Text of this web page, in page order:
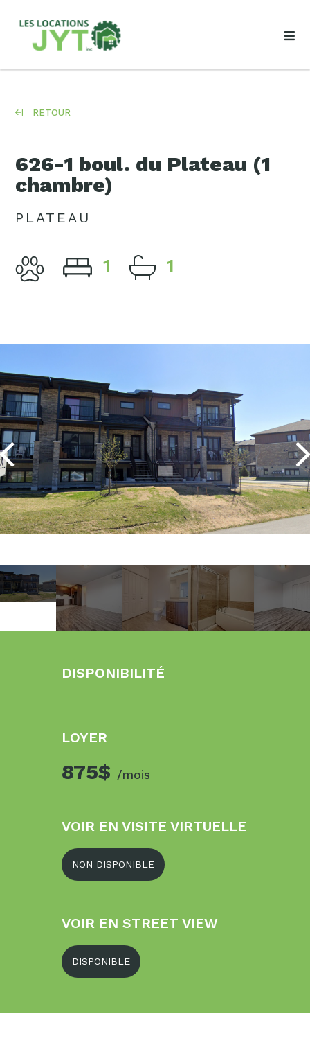
RETOUR
626-1 boul. du Plateau (1
chambre)
PLATEAU
1 1
DISPONIBILITÉ
LOYER
875$ /mois
VOIR EN VISITE VIRTUELLE
NON DISPONIBLE
VOIR EN STREET VIEW
DISPONIBLE